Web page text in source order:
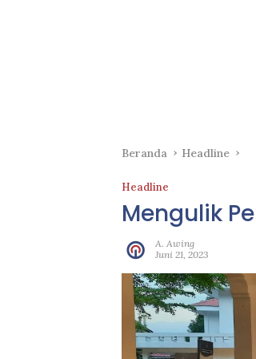
Beranda Headline
Headline
Mengulik
A. Awing
Juni 21, 2023